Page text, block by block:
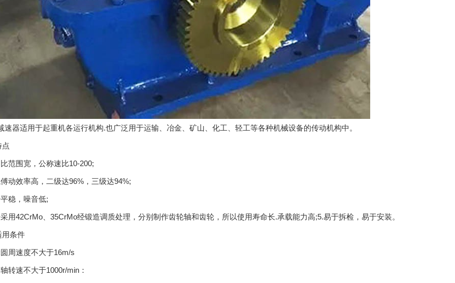
器适用于起重机各运行机构.也广泛用于运输、冶金、矿山、化工、轻工等各种机械设备的传动机构中。
围宽，公称速比10-200;
效率高，二级达96%，三级达94%;
，噪音低;
、35CrMo经锻造调质处理，分别制作齿轮轴和齿轮，所以使用寿命长.承载能力高;5.易于拆检，易于安装。
条件
速度不大于16m/s
速不大于1000r/min：